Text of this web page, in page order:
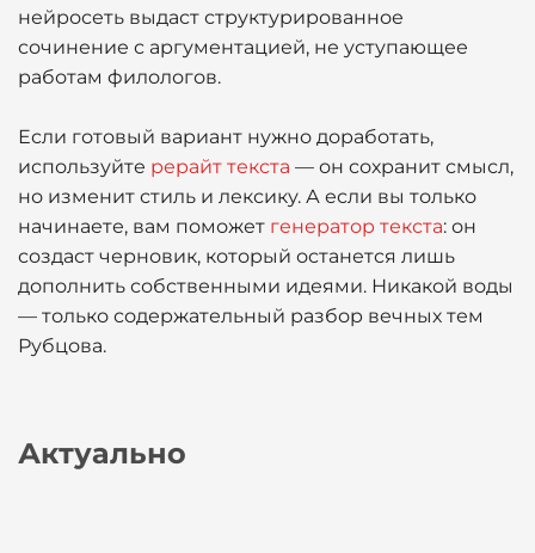
нейросеть выдаст структурированное
сочинение с аргументацией, не уступающее
работам филологов.
Если готовый вариант нужно доработать,
используйте рерайт текста — он сохранит смысл,
но изменит стиль и лексику. А если вы только
начинаете, вам поможет генератор текста: он
создаст черновик, который останется лишь
дополнить собственными идеями. Никакой воды
— только содержательный разбор вечных тем
Рубцова.
Актуально